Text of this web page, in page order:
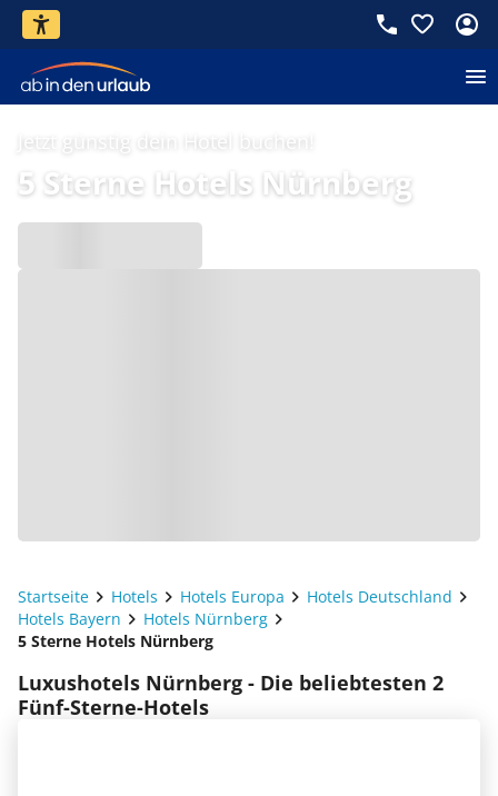
Jetzt günstig dein Hotel buchen!
5 Sterne Hotels Nürnberg
Startseite Hotels Hotels Europa
Hotels Deutschland
Hotels Bayern
Hotels Nürnberg
5 Sterne Hotels Nürnberg
Luxushotels Nürnberg - Die beliebtesten 2
Fünf-Sterne-Hotels